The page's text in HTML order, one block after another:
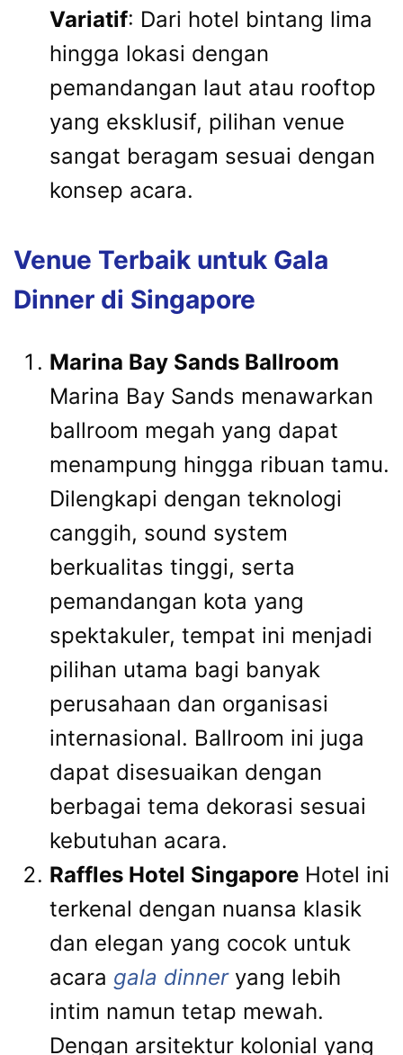
Variatif: Dari hotel bintang lima
hingga lokasi dengan
pemandangan laut atau rooftop
yang eksklusif, pilihan venue
sangat beragam sesuai dengan
konsep acara.
Venue Terbaik untuk Gala
Dinner di Singapore
Marina Bay Sands Ballroom
Marina Bay Sands menawarkan
ballroom megah yang dapat
menampung hingga ribuan tamu.
Dilengkapi dengan teknologi
canggih, sound system
berkualitas tinggi, serta
pemandangan kota yang
spektakuler, tempat ini menjadi
pilihan utama bagi banyak
perusahaan dan organisasi
internasional. Ballroom ini juga
dapat disesuaikan dengan
berbagai tema dekorasi sesuai
kebutuhan acara.
Raffles Hotel Singapore Hotel ini
terkenal dengan nuansa klasik
dan elegan yang cocok untuk
acara gala dinneryang lebih
intim namun tetap mewah.
Dengan arsitektur kolonial yang